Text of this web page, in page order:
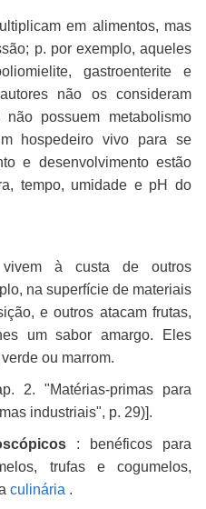
em alimentos, mas
p. por exemplo, aqueles
gastroenterite e
não os consideram
possuem metabolismo
hospedeiro vivo para se
e desenvolvimento estão
tempo, umidade e pH do
à custa de outros
na superfície de materiais
e outros atacam frutas,
um sabor amargo.
Eles
ou marrom.
2. "Matérias-primas para
industriais", p. 29)].
: benéficos para
trufas e cogumelos,
culinária .